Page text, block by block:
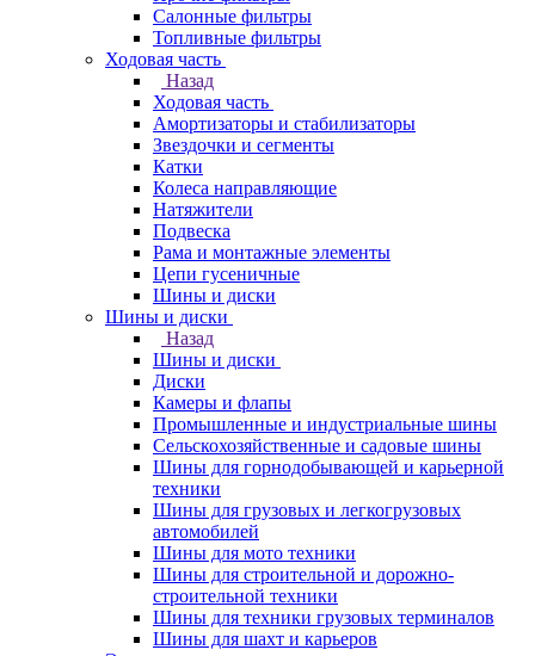
Салонные фильтры
Топливные фильтры
Ходовая часть
Назад
Ходовая часть
Амортизаторы и стабилизаторы
Звездочки и сегменты
Катки
Колеса направляющие
Натяжители
Подвеска
Рама и монтажные элементы
Цепи гусеничные
Шины и диски
Шины и диски
Назад
Шины и диски
Диски
Камеры и флапы
Промышленные и индустриальные шины
Сельскохозяйственные и садовые шины
Шины для горнодобывающей и карьерной
техники
Шины для грузовых и легкогрузовых
автомобилей
Шины для мото техники
Шины для строительной и дорожно-
строительной техники
Шины для техники грузовых терминалов
Шины для шахт и карьеров